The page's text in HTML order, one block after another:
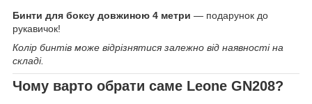
Бинти для боксу довжиною 4 метри — подарунок до
рукавичок!
Колір бинтів може відрізнятися залежно від наявності на
складі.
Чому варто обрати саме Leone GN208?